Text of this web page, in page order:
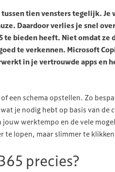
tien vensters tegelijk. Je
Daardoor verlies je snel
te bieden heeft. Niet omdat ze
te verkennen. Microsoft
in je vertrouwde apps en
een schema opstellen. Zo
je nodig hebt op basis van de
werktempo en de vele
te lopen, maar slimmer te
precies?